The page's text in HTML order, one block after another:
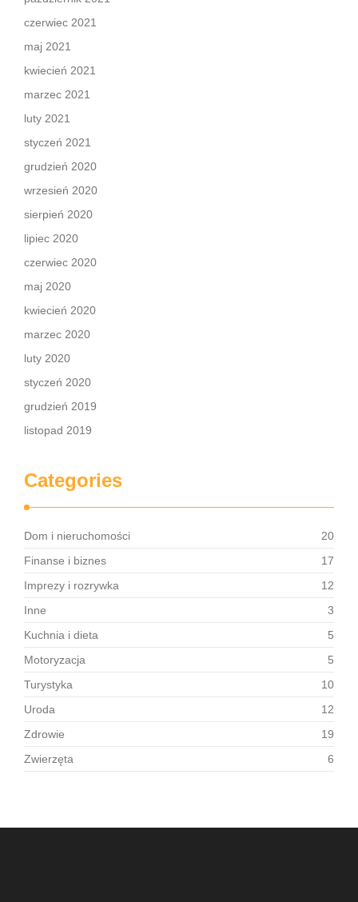
czerwiec 2021
maj 2021
kwiecień 2021
marzec 2021
luty 2021
styczeń 2021
grudzień 2020
wrzesień 2020
sierpień 2020
lipiec 2020
czerwiec 2020
maj 2020
kwiecień 2020
marzec 2020
luty 2020
styczeń 2020
grudzień 2019
listopad 2019
Categories
Dom i nieruchomości
20
Finanse i biznes
17
Imprezy i rozrywka
12
Inne
3
Kuchnia i dieta
5
Motoryzacja
5
Turystyka
10
Uroda
12
Zdrowie
19
Zwierzęta
6